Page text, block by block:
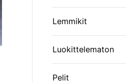
Lemmikit
Luokittelematon
Pelit